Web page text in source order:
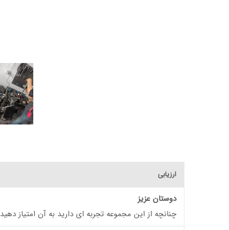
ارزیابی
دوستان عزیز
چنانچه از این مجموعه تجربه ای دارید به آن امتیاز دهید